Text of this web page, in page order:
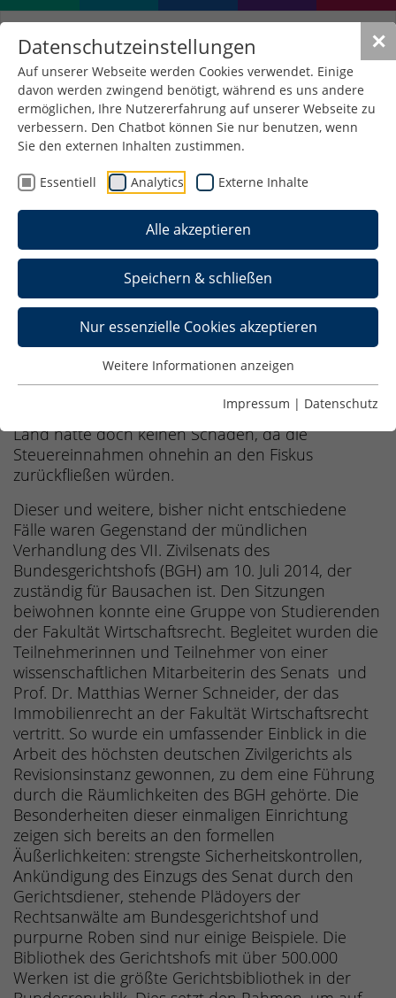
✕
Datenschutzeinstellungen
Auf unserer Webseite werden Cookies verwendet. Einige
davon werden zwingend benötigt, während es uns andere
ermöglichen, Ihre Nutzererfahrung auf unserer Webseite zu
verbessern. Den Chatbot können Sie nur benutzen, wenn
Sie den externen Inhalten zustimmen.
Essentiell Analytics Externe Inhalte
Alle akzeptieren
Speichern & schließen
Nur essenzielle Cookies akzeptieren
Weitere Informationen anzeigen
Impressum | Datenschutz
Exkursion zum
Bundesgerichtshof
24. Juli 2014/Allgemein
Das Land Sachsen bestellte 2006 Bauleistungen
für den Bau einer Straße, die absprachewidrig
nicht 2006, sondern 2007 fertig gestellt wurde und
sich deshalb verteuerte, da zum 1.1.2007 die
Umsatzsteuer von 16 auf 19 Prozent angehoben
wurde. Das Oberlandesgericht Dresden hatte die
Zahlung dieser drei Prozent als Verzugsschaden an
das Land mit der Begründung abgewiesen, das
Land hätte doch keinen Schaden, da die
Steuereinnahmen ohnehin an den Fiskus
zurückfließen würden.
Dieser und weitere, bisher nicht entschiedene
Fälle waren Gegenstand der mündlichen
Verhandlung des VII. Zivilsenats des
Bundesgerichtshofs (BGH) am 10. Juli 2014, der
zuständig für Bausachen ist. Den Sitzungen
beiwohnen konnte eine Gruppe von Studierenden
der Fakultät Wirtschaftsrecht. Begleitet wurden die
Teilnehmerinnen und Teilnehmer von einer
wissenschaftlichen Mitarbeiterin des Senats und
Prof. Dr. Matthias Werner Schneider, der das
Immobilienrecht an der Fakultät Wirtschaftsrecht
vertritt. So wurde ein umfassender Einblick in die
Arbeit des höchsten deutschen Zivilgerichts als
Revisionsinstanz gewonnen, zu dem eine Führung
durch die Räumlichkeiten des BGH gehörte. Die
Besonderheiten dieser einmaligen Einrichtung
zeigen sich bereits an den formellen
Äußerlichkeiten: strengste Sicherheitskontrollen,
Ankündigung des Einzugs des Senat durch den
Gerichtsdiener, stehende Plädoyers der
Rechtsanwälte am Bundesgerichtshof und
purpurne Roben sind nur einige Beispiele. Die
Bibliothek des Gerichtshofs mit über 500.000
Werken ist die größte Gerichtsbibliothek in der